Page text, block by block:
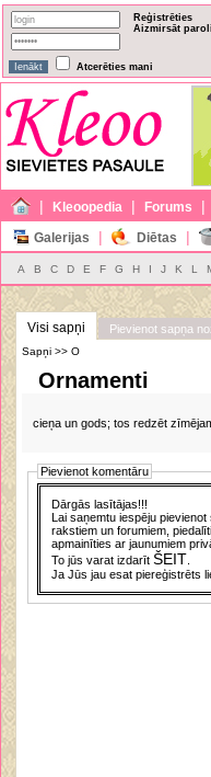
Reģistrēties
Aizmirsāt
Atcerēties mani
| Kleoopedia | Forums |
Galerijas | Diētas |
A B C D E F G H I J K L
Visi sapņi Pievienot sapņa
Sapņi >> O
Ornamenti
cieņa un gods; tos redzēt
Pievienot komentāru
Dārgās lasītājas!!!
Lai saņemtu iespēju
rakstiem un forumiem,
apmainīties ar jaunumiem
To jūs varat izdarītŠEIT
Ja Jūs jau esat piereģistrēts